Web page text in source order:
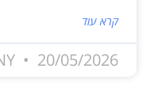
קרא עוד
20/05/2026